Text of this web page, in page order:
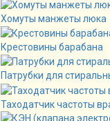
Хомуты манжеты люка
Крестовины барабана
Патрубки для
Таходатчик частоты